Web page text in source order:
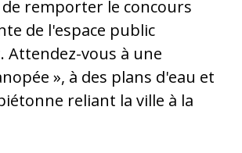
remporter le concours
de l'espace public
Attendez-vous à une
», à des plans d'eau et
reliant la ville à la